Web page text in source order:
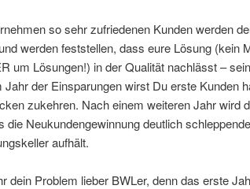
so sehr zufriedenen Kunden werden
werden feststellen, dass eure Lösung (kein
um Lösungen!) in der Qualität nachlässt –
der Einsparungen wirst Du erste Kunden
zukehren. Nach einem weiteren Jahr wird
die Neukundengewinnung deutlich
aufhält.
dein Problem lieber BWLer, denn das erste